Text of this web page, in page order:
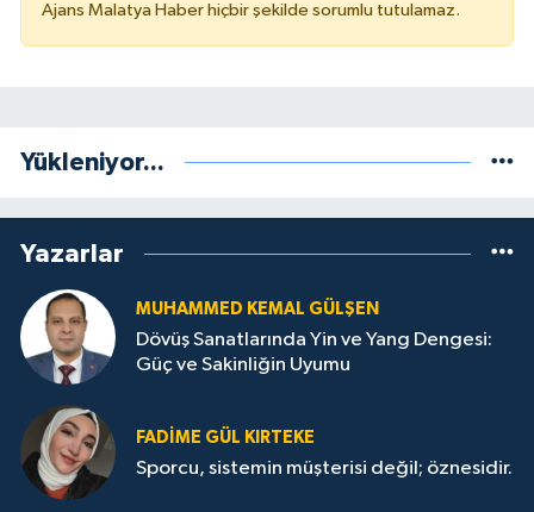
Ajans Malatya Haber hiçbir şekilde sorumlu tutulamaz.
Yükleniyor...
Yazarlar
MUHAMMED KEMAL GÜLŞEN
Dövüş Sanatlarında Yin ve Yang Dengesi:
Güç ve Sakinliğin Uyumu
FADIME GÜL KIRTEKE
Sporcu, sistemin müşterisi değil; öznesidir.